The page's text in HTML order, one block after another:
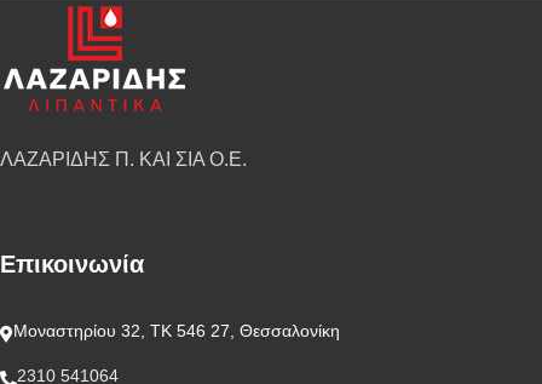
ΛΑΖΑΡΙΔΗΣ Π. ΚΑΙ ΣΙΑ Ο.Ε.
Επικοινωνία
Μοναστηρίου 32, ΤΚ 546 27, Θεσσαλονίκη
2310 541064